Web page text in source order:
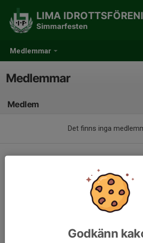
Medlemmar
LIMA
Simmarfesten
Medlemmar
Medlem
Det finns inga
Godkänn